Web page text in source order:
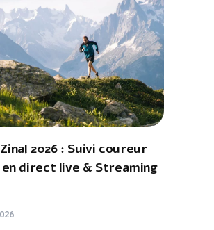
2026 : Suivi coureur
direct live & Streaming